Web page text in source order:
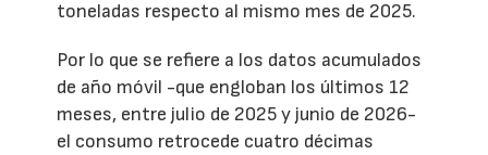
toneladas respecto al mismo mes de 2025.
Por lo que se refiere a los datos acumulados
de año móvil -que engloban los últimos 12
meses, entre julio de 2025 y junio de 2026-
el consumo retrocede cuatro décimas